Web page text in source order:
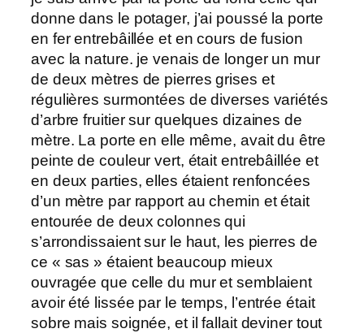
donne dans le potager, j’ai poussé la porte
en fer entrebâillée et en cours de fusion
avec la nature. je venais de longer un mur
de deux mètres de pierres grises et
régulières surmontées de diverses variétés
d’arbre fruitier sur quelques dizaines de
mètre. La porte en elle même, avait du être
peinte de couleur vert, était entrebâillée et
en deux parties, elles étaient renfoncées
d’un mètre par rapport au chemin et était
entourée de deux colonnes qui
s’arrondissaient sur le haut, les pierres de
ce « sas » étaient beaucoup mieux
ouvragée que celle du mur et semblaient
avoir été lissée par le temps, l’entrée était
sobre mais soignée, et il fallait deviner tout